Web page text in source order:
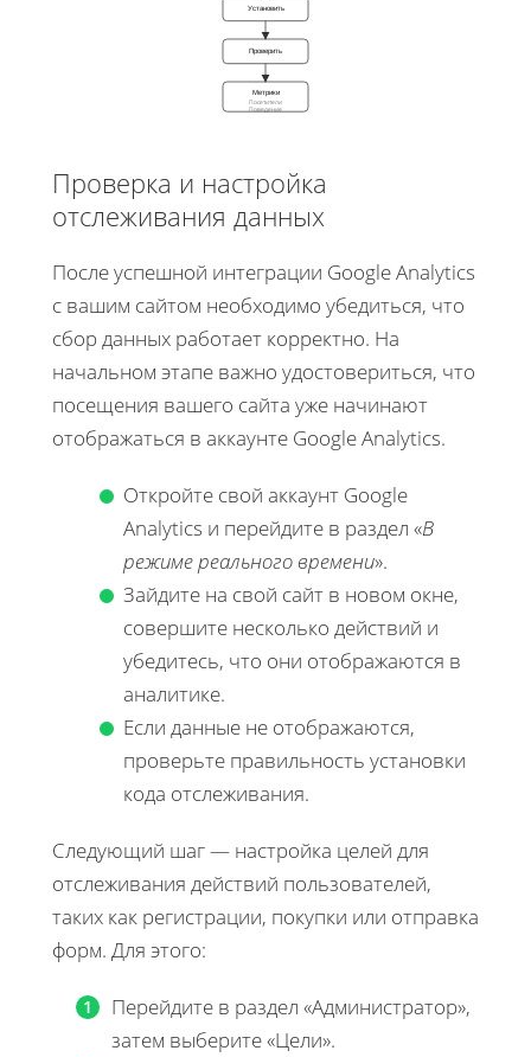
Установить
Проверить
Метрики
Посетители
Поведение
Проверка и настройка
отслеживания данных
После успешной интеграции Google Analytics
с вашим сайтом необходимо убедиться, что
сбор данных работает корректно. На
начальном этапе важно удостовериться, что
посещения вашего сайта уже начинают
отображаться в аккаунте Google Analytics.
Откройте свой аккаунт Google
Analytics и перейдите в раздел «В
режиме реального времени».
Зайдите на свой сайт в новом окне,
совершите несколько действий и
убедитесь, что они отображаются в
аналитике.
Если данные не отображаются,
проверьте правильность установки
кода отслеживания.
Следующий шаг — настройка целей для
отслеживания действий пользователей,
таких как регистрации, покупки или отправка
форм. Для этого:
Перейдите в раздел «Администратор»,
затем выберите «Цели».